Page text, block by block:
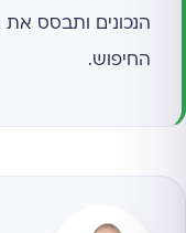
הנכונים ותבסס
החיפוש.